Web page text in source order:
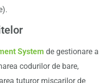
System de gestionare a
codurilor de bare,
tuturor miscarilor de